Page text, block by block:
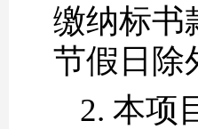
缴纳标书
节假日除
2. 本项